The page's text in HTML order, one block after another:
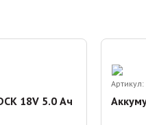
18V 5.0 Ач
Артикул: